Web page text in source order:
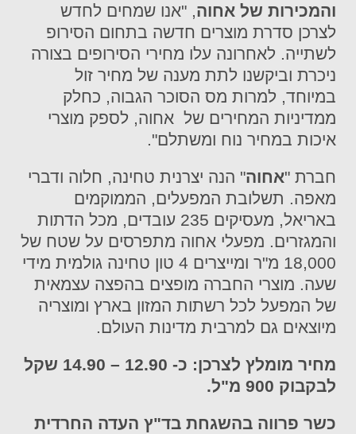
והמכירות של אחוה, "אנו שמחים לחדש
לצרכן סדרת מוצרים חדשה בתחום הסירופ
לשתייה. לאחרונה עלו מחירי הסירופים בצורה
ניכרת וביקשנו לתת מענה של מחיר זול
במיוחד, למרות מס הסוכר הגבוה, כחלק
ממדיניות המחירים של אחוה, לספק מוצרי
איכות במחיר נוח ומשתלם".
חברת "אחוה" הנה יצרנית טחינה, חלוה ודברי
מאפה. תשלובת המפעלים, הממוקמים
באריאל, מעסיקים 235 עובדים, מכל הדתות
והמגזרים. מפעלי אחוה מתפרסים על שטח של
18,000 מ"ר ומייצרים 4 טון טחינה גולמית מידי
שעה. מוצרי החברה מופצים בהפצה עצמאית
של המפעל לכל רשתות המזון בארץ ומוצריה
מיוצאים גם למרבית מדינות העולם.
מחיר מומלץ לצרכן: כ- 12.90 – 14.90 שקל
לבקבוק 900 מ"ל.
כשר פרווה בהשגחת בד"ץ העדה החרדית